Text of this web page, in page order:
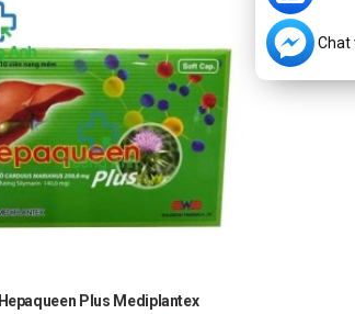
Hepaqueen Plus Mediplantex
Chat